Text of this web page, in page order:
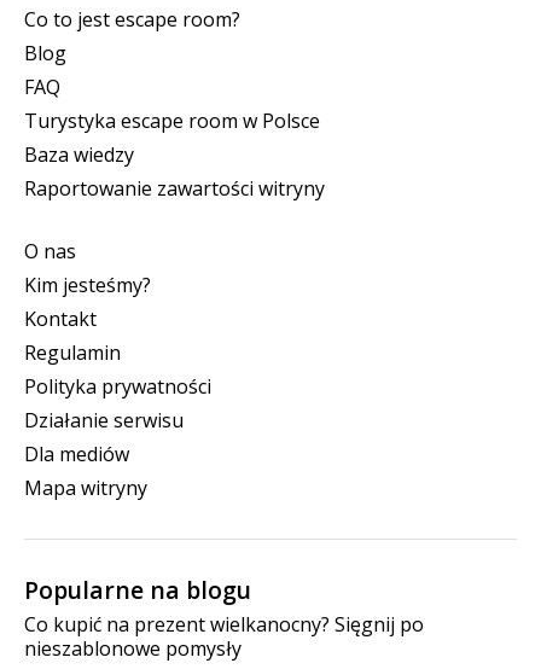
Co to jest escape room?
Blog
FAQ
Turystyka escape room w Polsce
Baza wiedzy
Raportowanie zawartości witryny
O nas
Kim jesteśmy?
Kontakt
Regulamin
Polityka prywatności
Działanie serwisu
Dla mediów
Mapa witryny
Popularne na blogu
Co kupić na prezent wielkanocny? Sięgnij po
nieszablonowe pomysły